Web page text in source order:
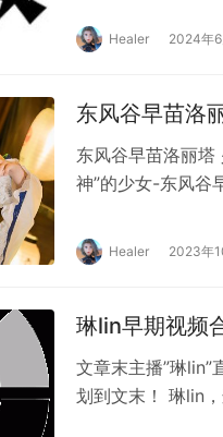
础则更具国际化。他们通
轻人的喜爱。韩系博主
数热爱Cosplay的
淋漓尽致。而《十
Healer 2024年6
东风谷早苗洛
东风谷早苗洛丽塔
神”的少女-东风谷
Healer 2023年
琳lin早期视频
文章末主播”琳lin”
划到文末！ 琳lin